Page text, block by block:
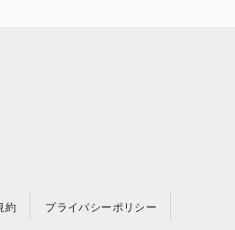
約 プライバシーポリシー